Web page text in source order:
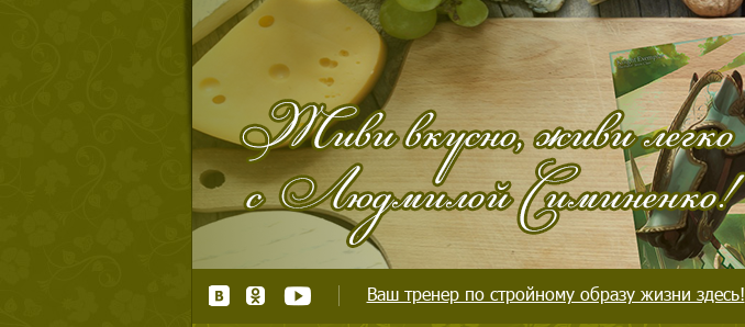
Ваш тренер по стройному образу жизни здесь!